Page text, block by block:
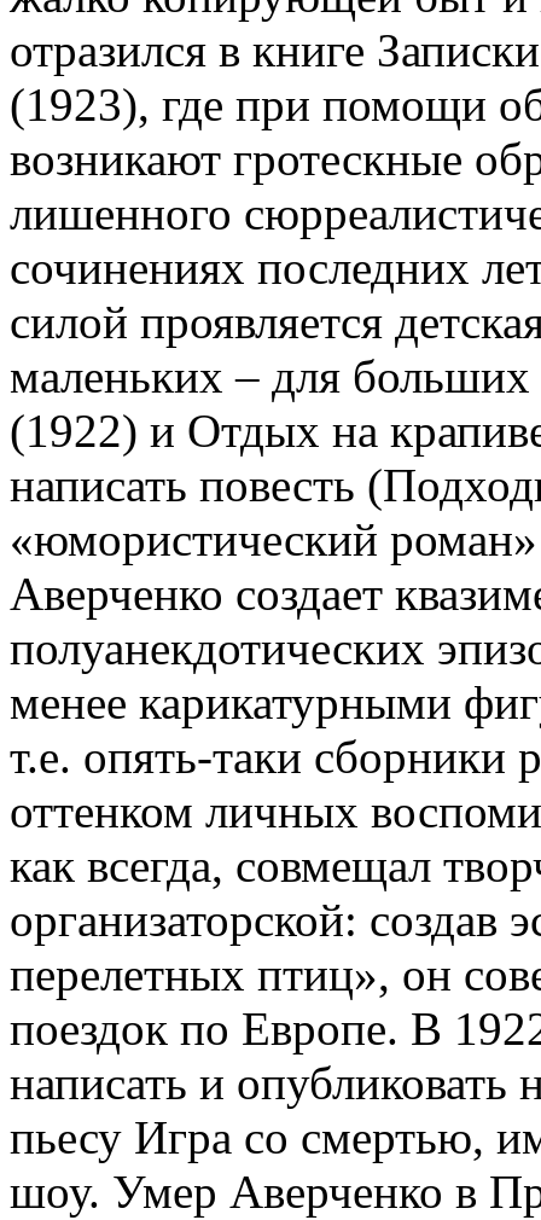
отразился в книге
(1923), где при помощи
возникают гротескные
лишенного
сочинениях последних
силой проявляется
маленьких – для больших
(1922) и Отдых на
написать повесть
«юмористический
Аверченко создает
полуанекдотических
менее карикатурными
т.е. опять-таки сборники
оттенком личных
как всегда, совмещал
организаторской: создав
перелетных птиц», он
поездок по Европе. В
написать и опубликовать
пьесу Игра со смертью,
шоу. Умер Аверченко в